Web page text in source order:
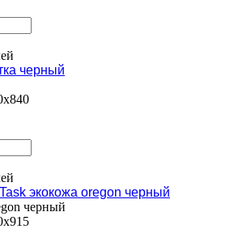
черный
экокожа oregon черный
черный